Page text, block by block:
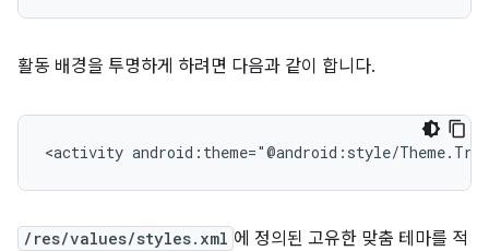
활동 배경을 투명하게 하려면 다음과 같이 합니다.
<activity android:theme="@android:style/
/res/values/styles.xml 에 정의된 고유한 맞춤 테마를 적